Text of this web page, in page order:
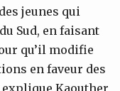
jeunes qui
Sud, en faisant
qu’il modifie
en faveur des